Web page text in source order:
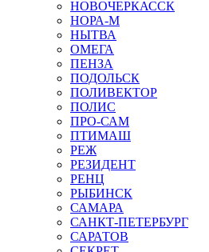
НОВОЧЕРКАССК
НОРА-М
НЫТВА
ОМЕГА
ПЕНЗА
ПОДОЛЬСК
ПОЛИВЕКТОР
ПОЛИС
ПРО-САМ
ПТИМАШ
РЕЖ
РЕЗИДЕНТ
РЕНЦ
РЫБИНСК
САМАРА
САНКТ-ПЕТЕРБУРГ
САРАТОВ